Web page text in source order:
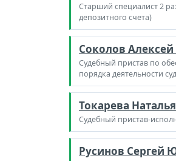
Старший специалист 2
депозитного счета)
Соколов Алексей
Судебный пристав по
порядка деятельности
Токарева
Судебный пристав-
Русинов Сергей